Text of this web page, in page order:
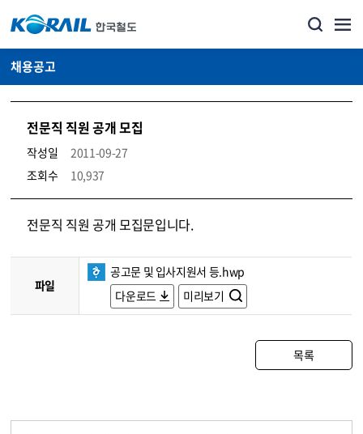
채용공고
전문직 직원 공개 모집
작성일
2011-09-27
조회수
10,937
코레일소개_경영공시_채용공고 상세보기 – 내용, 파일, 담당자 연락처로 구성
전문직 직원 공개 모집문입니다.
파일
공고문 및 입사지원서 등.hwp
다운로드
미리보기
목록